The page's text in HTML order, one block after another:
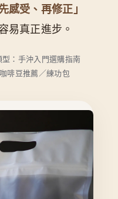
先感受、再修正」
易真正進步。
型：手沖入門選購指南
啡豆推薦／練功包